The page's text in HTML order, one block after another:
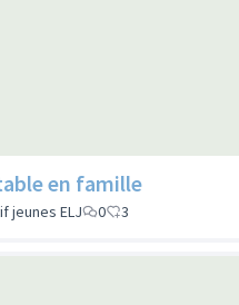
en famille
jeunes ELJ
0 3